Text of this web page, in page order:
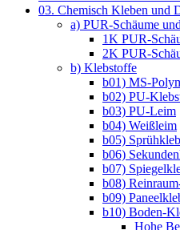
03. Chemisch Kleben und
a) PUR-Schäume
1K PUR-
2K PUR-
b) Klebstoffe
b01) MS-
b02) PU-
b03) PU-Leim
b04) Weißleim
b05)
b06)
b07)
b08)
b09)
b10) Boden-
Hohe